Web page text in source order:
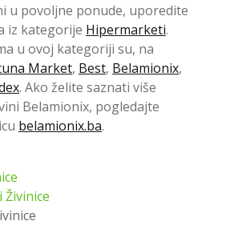
u povoljne ponude, uporedite
iz kategorije Hipermarketi.
u ovoj kategoriji su, na
Market, Best, Belamionix,
. Ako želite saznati više
Belamionix, pogledajte
belamionix.ba.